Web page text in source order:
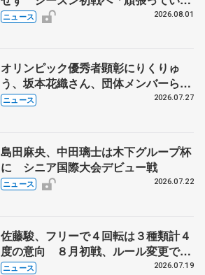
ます」
ニュース 2026.08.01
オリンピック優秀者顕彰にりくりゅ
う、坂本花織さん、団体メンバーら
8月7日に文科省が表彰式、ブルーノ・
ニュース 2026.07.27
島田麻央、中田璃士は木下グループ杯
に シニア国際大会デビュー戦
ニュース 2026.07.22
佐藤駿、フリーで４回転は３種類計４
度の意向 ８月初戦、ルール変更で
「点数の出方確認したい」
ニュース 2026.07.19